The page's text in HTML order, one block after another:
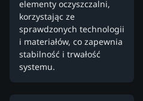
elementy oczyszczalni,
korzystając ze
sprawdzonych technologii
i materiałów, co zapewnia
stabilność i trwałość
systemu.